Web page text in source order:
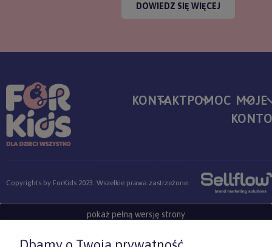
DOWIEDZ SIĘ WIĘCEJ
KONTAKTPOMOC MOJE
KONTO
Copyrights by ForKids 2023. Wszelkie prawa zastrzeżone.
pokaż pełną wersję strony